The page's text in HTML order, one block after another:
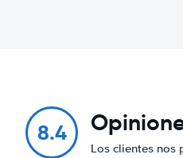
8.4
Los clientes nos